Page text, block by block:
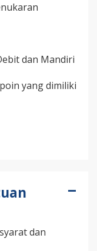
dan Mandiri
yang dimiliki
dan